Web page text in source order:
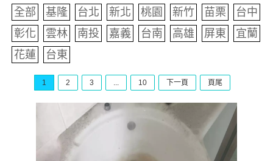
全部 基隆 台北 新北 桃園 新竹 苗栗
台中
彰化
雲林 南投 嘉義 台南 高雄 屏東
宜蘭
花蓮
台東
1 2 3 ... 10 下一頁 頁尾